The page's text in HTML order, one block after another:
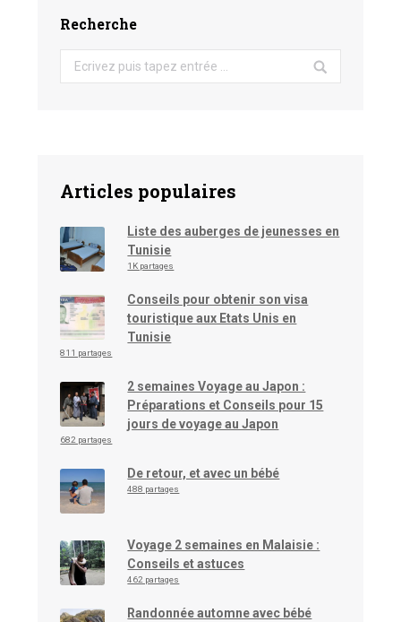
Recherche
Search:
Articles populaires
Liste des auberges de jeunesses en
Tunisie
1K partages
Conseils pour obtenir son visa
touristique aux Etats Unis en
Tunisie
811 partages
2 semaines Voyage au Japon :
Préparations et Conseils pour 15
jours de voyage au Japon
682 partages
De retour, et avec un bébé
488 partages
Voyage 2 semaines en Malaisie :
Conseils et astuces
462 partages
Randonnée automne avec bébé